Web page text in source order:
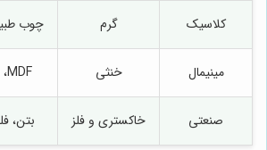
کلاسیک گرم چوب
مینیمال خنثی MDF، فلز، بتن
صنعتی خاکستری و فلز بتن،